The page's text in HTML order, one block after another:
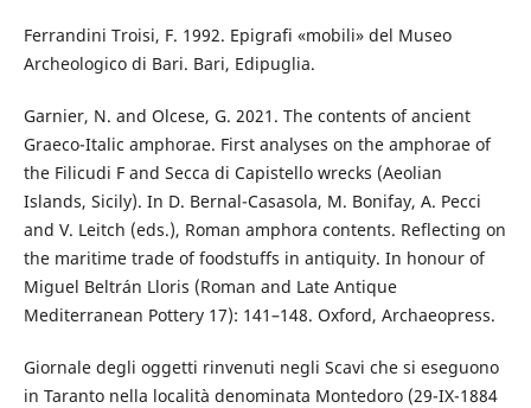
Ferrandini Troisi, F. 1992. Epigrafi «mobili» del Museo
Archeologico di Bari. Bari, Edipuglia.
Garnier, N. and Olcese, G. 2021. The contents of ancient
Graeco-Italic amphorae. First analyses on the amphorae of
the Filicudi F and Secca di Capistello wrecks (Aeolian
Islands, Sicily). In D. Bernal-Casasola, M. Bonifay, A. Pecci
and V. Leitch (eds.), Roman amphora contents. Reflecting on
the maritime trade of foodstuffs in antiquity. In honour of
Miguel Beltrán Lloris (Roman and Late Antique
Mediterranean Pottery 17): 141–148. Oxford, Archaeopress.
Giornale degli oggetti rinvenuti negli Scavi che si eseguono
in Taranto nella località denominata Montedoro (29-IX-1884